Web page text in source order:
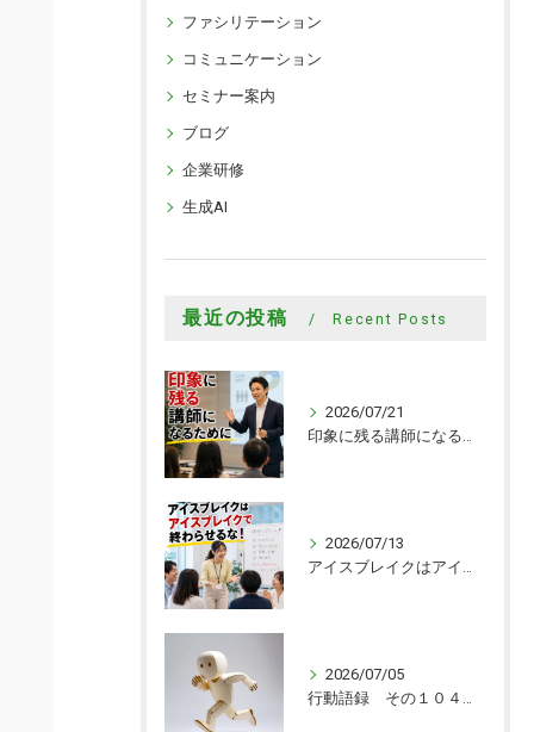
ファシリテーション
コミュニケーション
セミナー案内
ブログ
企業研修
生成AI
最近の投稿 Recent Posts
2026/07/21
印象に残る講師になるために
2026/07/13
アイスブレイクはアイスブレイクで終わらせるな！
2026/07/05
行動語録 その１０４０ 行動あるのみ！